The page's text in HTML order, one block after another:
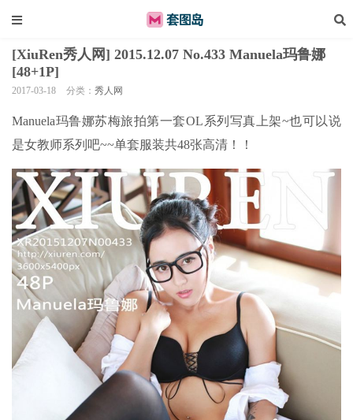
[XiuRen秀人网] 2015.12.07 No.433 Manuela玛鲁娜
[48+1P]
2017-03-18 分类： 秀人网
Manuela玛鲁娜苏梅旅拍第一套OL系列写真上架~也可以说
是女教师系列吧~~单套服装共48张高清！！